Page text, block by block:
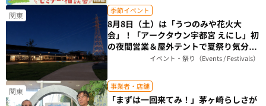
関東 季節イベント
8月8日（土）は「うつのみや花火大
会」！「アークタウン宇都宮 えにし」初
の夜間営業＆屋外テントで夏祭り気分を
楽しもう（栃木県）イベント・祭り（Events / Festivals）
関東 事業者・店舗
「まずは一回来てみ！」茅ヶ崎らしさが